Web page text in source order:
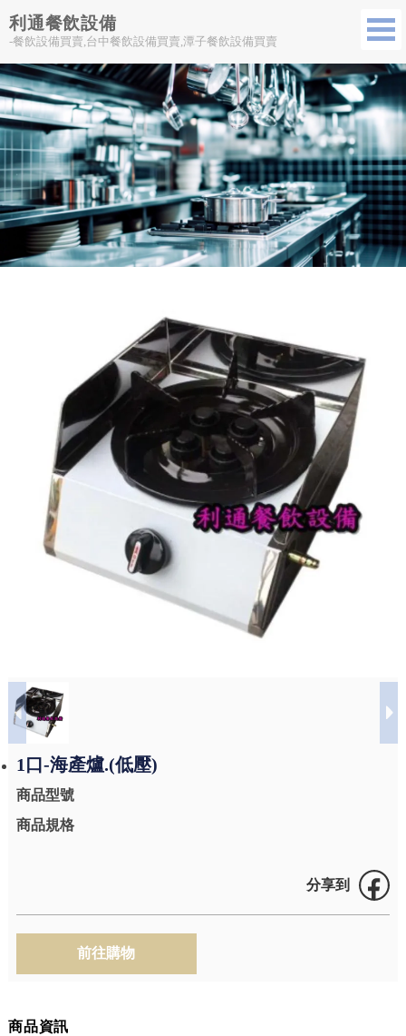
利通餐飲設備
-餐飲設備買賣,台中餐飲設備買賣,潭子餐飲設備買賣
1口-海產爐.(低壓)
商品型號
商品規格
分享到
商品資訊